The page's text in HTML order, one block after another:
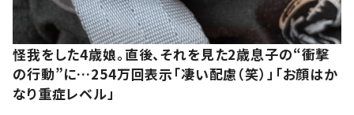
怪我をした4歳娘。直後、それを見た2歳息子の“衝撃
の行動”に…254万回表示「凄い配慮（笑）」「お顔はか
なり重症レベル」